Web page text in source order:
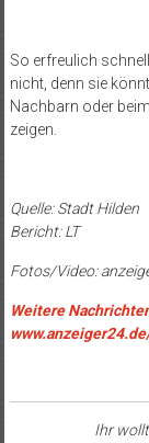
So erfreulich
nicht, denn sie
Nachbarn oder
zeigen.
Quelle: Stadt Hilden
Bericht: LT
Fotos/Video:
Weitere
Ihr